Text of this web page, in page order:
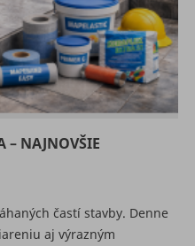
– NAJNOVŠIE
častí stavby. Denne
aj výrazným